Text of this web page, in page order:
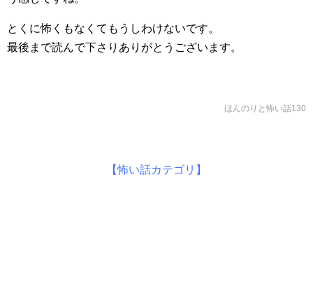
とくに怖くもなくてもうしわけないです。
最後まで読んで下さりありがとうございます。
ほんのりと怖い話130
【怖い話カテゴリ】